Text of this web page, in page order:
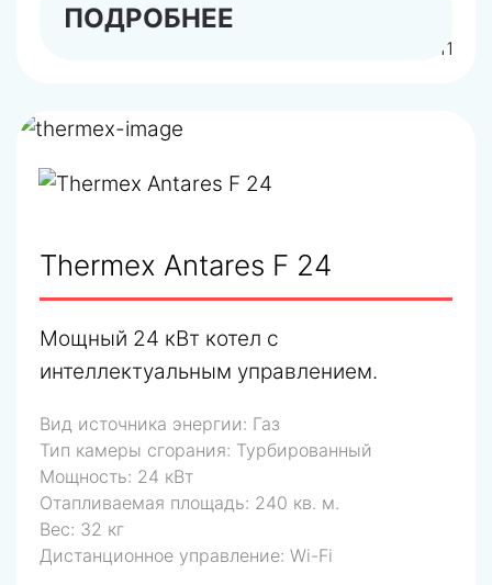
арт.444111
ПОДРОБНЕЕ
Thermex Antares F 24
Мощный 24 кВт котел с
интеллектуальным управлением.
Вид источника энергии: Газ
Тип камеры сгорания: Турбированный
Мощность: 24 кВт
Отапливаемая площадь: 240 кв. м.
Вес: 32 кг
Дистанционное управление: Wi-Fi